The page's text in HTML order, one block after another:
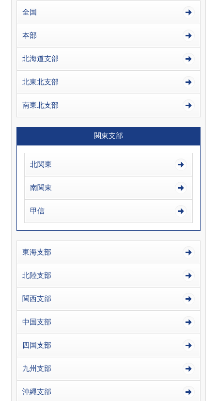
全国
本部
北海道支部
北東北支部
南東北支部
関東支部
北関東
南関東
甲信
東海支部
北陸支部
関西支部
中国支部
四国支部
九州支部
沖縄支部